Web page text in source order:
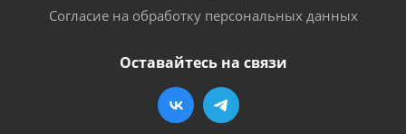
Согласие на обработку персональных данных
Оставайтесь на связи